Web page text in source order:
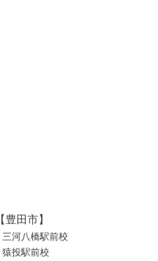
【豊田市】
三河八橋駅前校
猿投駅前校